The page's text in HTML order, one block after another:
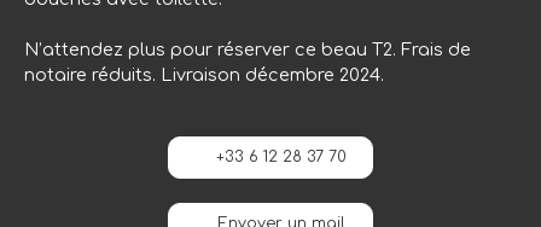
N’attendez plus pour réserver ce beau T2. Frais de
notaire réduits. Livraison décembre 2024.
+33 6 12 28 37 70
Envoyer un mail